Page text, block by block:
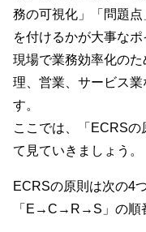
務の可視化」「問題
を付けるかが大事な
現場で業務効率化の
理、営業、サービス
す。
ここでは、「ECRS
て見ていきましょう。
ECRSの原則は次の4
「E→C→R→S」の順